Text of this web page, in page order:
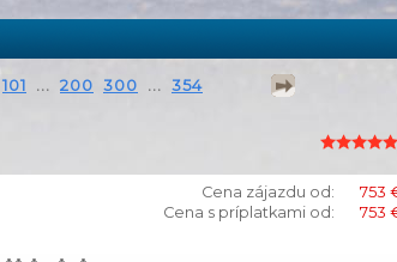
101 ... 200 300 ... 354
Cena zájazdu od:
753
Cena s príplatkami od:
753